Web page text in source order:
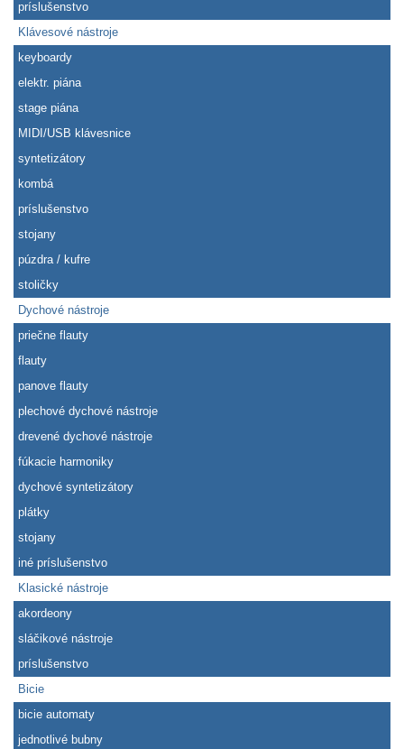
príslušenstvo
Klávesové nástroje
keyboardy
elektr. piána
stage piána
MIDI/USB klávesnice
syntetizátory
kombá
príslušenstvo
stojany
púzdra / kufre
stoličky
Dychové nástroje
priečne flauty
flauty
panove flauty
plechové dychové nástroje
drevené dychové nástroje
fúkacie harmoniky
dychové syntetizátory
plátky
stojany
iné príslušenstvo
Klasické nástroje
akordeony
sláčikové nástroje
príslušenstvo
Bicie
bicie automaty
jednotlivé bubny